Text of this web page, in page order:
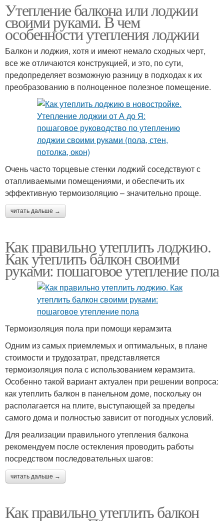
Утепление балкона или лоджии
своими руками. В чем
особенности утепления лоджии
Балкон и лоджия, хотя и имеют немало сходных черт,
все же отличаются конструкцией, и это, по сути,
предопределяет возможную разницу в подходах к их
преобразованию в полноценное полезное помещение.
Очень часто торцевые стенки лоджий соседствуют с
отапливаемыми помещениями, и обеспечить их
эффективную термоизоляцию – значительно проще.
читать дальше →
Как правильно утеплить лоджию.
Как утеплить балкон своими
руками: пошаговое утепление пола
Термоизоляция пола при помощи керамзита
Одним из самых приемлемых и оптимальных, в плане
стоимости и трудозатрат, представляется
термоизоляция пола с использованием керамзита.
Особенно такой вариант актуален при решении вопроса:
как утеплить балкон в панельном доме, поскольку он
располагается на плите, выступающей за пределы
самого дома и полностью зависит от погодных условий.
Для реализации правильного утепления балкона
рекомендуем после остекления проводить работы
посредством последовательных шагов:
читать дальше →
Как правильно утеплить балкон